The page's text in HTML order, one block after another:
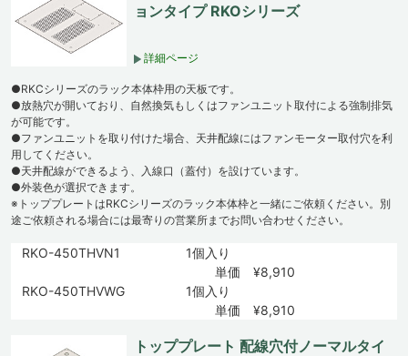
ョンタイプ RKOシリーズ
詳細ページ
●RKCシリーズのラック本体枠用の天板です。
●放熱穴が開いており、自然換気もしくはファンユニット取付による強制排気
が可能です。
●ファンユニットを取り付けた場合、天井配線にはファンモーター取付穴を利
用してください。
●天井配線ができるよう、入線口（蓋付）を設けています。
●外装色が選択できます。
※トッププレートはRKCシリーズのラック本体枠と一緒にご依頼ください。別
途ご依頼される場合には最寄りの営業所までお問い合わせください。
RKO-450THVN1
1個入り
単価 ¥8,910
RKO-450THVWG
1個入り
単価 ¥8,910
トッププレート 配線穴付ノーマルタイ